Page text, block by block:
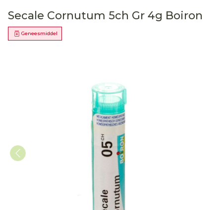
Secale Cornutum 5ch Gr 4g Boiron
Geneesmiddel